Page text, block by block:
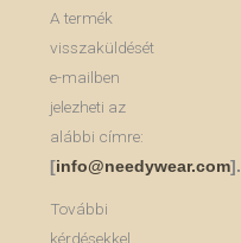
A termék
visszaküldését
e-mailben
jelezheti az
alábbi címre:
[info@needywear.com].
További
kérdésekkel